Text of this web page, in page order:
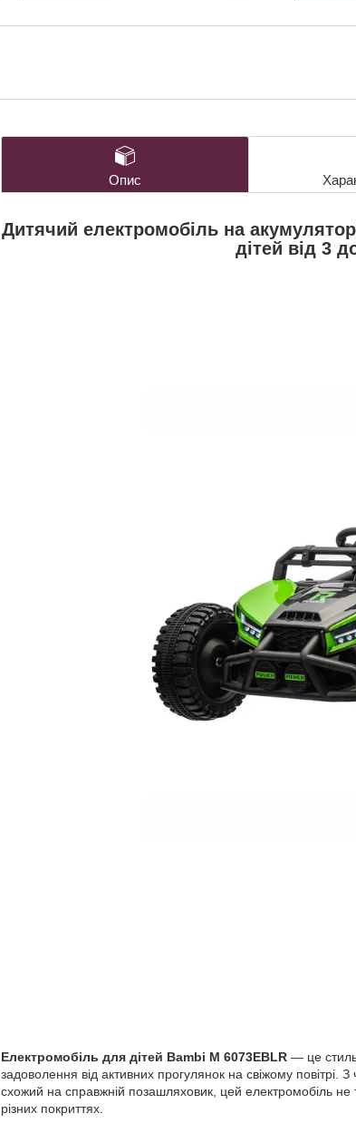
Опис
Дитячий електромобіль на
дітей від 3
Електромобіль для дітей Bambi M 6073EBLR — це
задоволення від активних прогулянок на свіжому
схожий на справжній позашляховик, цей електромобіль не
різних покриттях.